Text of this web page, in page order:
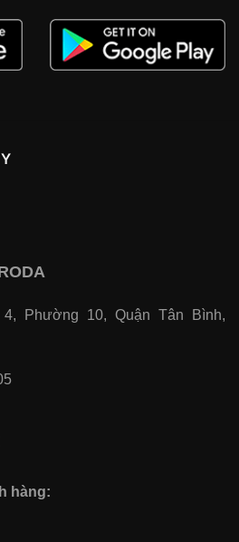
Phường 10, Quận Tân Bình,
hàng: